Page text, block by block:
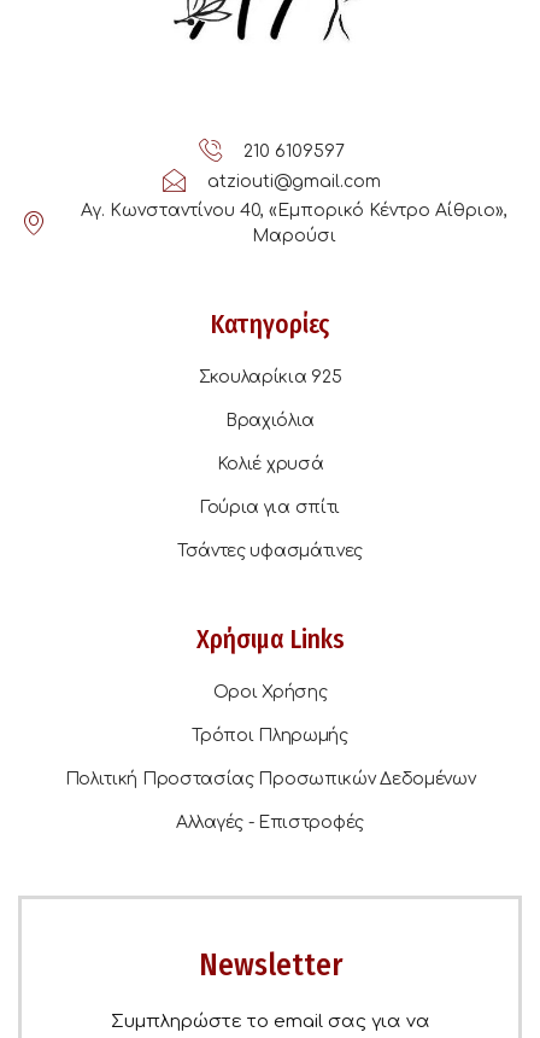
210 6109597
atziouti@gmail.com
Αγ. Κωνσταντίνου 40, «Εμπορικό Κέντρο Αίθριο»,
Μαρούσι
Κατηγορίες
Σκουλαρίκια 925
Βραχιόλια
Κολιέ χρυσά
Γούρια για σπίτι
Τσάντες υφασμάτινες
Χρήσιμα Links
Οροι Χρήσης
Τρόποι Πληρωμής
Πολιτική Προστασίας Προσωπικών Δεδομένων
Αλλαγές - Επιστροφές
Newsletter
Συμπληρώστε το email σας για να